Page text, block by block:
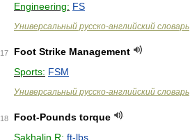
Engineering: FS
Универсальный русско-английский словарь
17
Foot Strike Management
Sports: FSM
Универсальный русско-английский словарь
18
Foot-Pounds torque
Sakhalin R: ft-lbs